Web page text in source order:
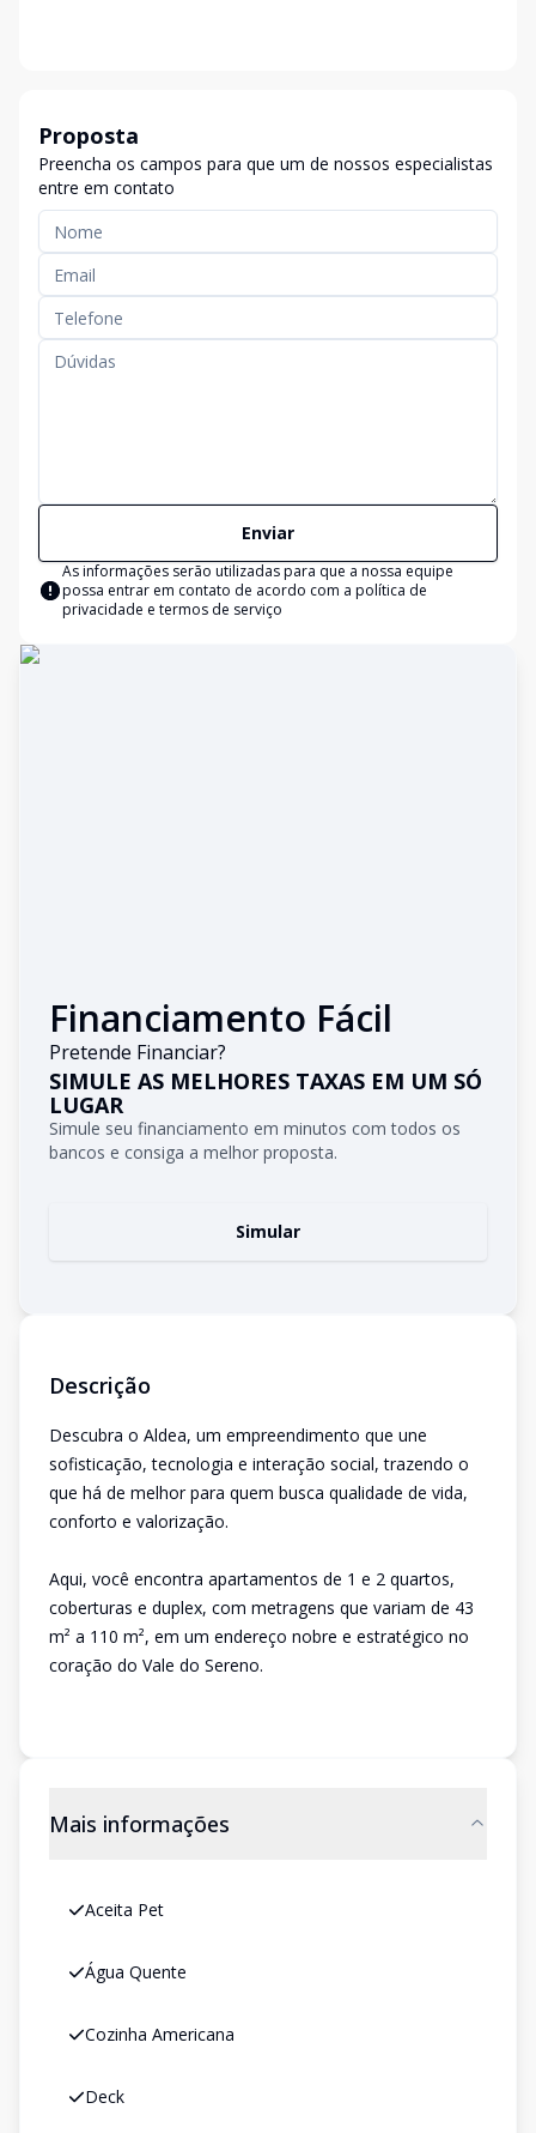
Proposta
Preencha os campos para que um de nossos especialistas
entre em contato
Enviar
As informações serão utilizadas para que a nossa equipe
possa entrar em contato de acordo com a política de
privacidade e termos de serviço
Financiamento Fácil
Pretende Financiar?
SIMULE AS MELHORES TAXAS EM UM SÓ
LUGAR
Simule seu financiamento em minutos com todos os
bancos e consiga a melhor proposta.
Simular
Descrição
Descubra o Aldea, um empreendimento que une
sofisticação, tecnologia e interação social, trazendo o
que há de melhor para quem busca qualidade de vida,
conforto e valorização.
Aqui, você encontra apartamentos de 1 e 2 quartos,
coberturas e duplex, com metragens que variam de 43
m² a 110 m², em um endereço nobre e estratégico no
coração do Vale do Sereno.
Mais informações
Aceita Pet
Água Quente
Cozinha Americana
Deck